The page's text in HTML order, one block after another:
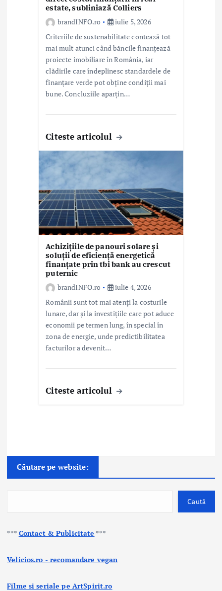
estate, subliniază Colliers
brandINFO.ro
iulie 5, 2026
Criteriile de sustenabilitate contează tot
mai mult atunci când băncile finanțează
proiecte imobiliare în România, iar
clădirile care îndeplinesc standardele de
finanțare verde pot obține condiții mai
bune. Concluziile aparțin…
Citeste articolul
Achizițiile de panouri solare și
soluții de eficiență energetică
finanțate prin tbi bank au crescut
puternic
brandINFO.ro
iulie 4, 2026
Românii sunt tot mai atenți la costurile
lunare, dar și la investițiile care pot aduce
economii pe termen lung, în special în
zona de energie, unde predictibilitatea
facturilor a devenit…
Citeste articolul
Căutare pe website:
Caută
*** Contact & Publicitate ***
Velicios.ro - recomandare vegan
Filme si seriale pe ArtSpirit.ro